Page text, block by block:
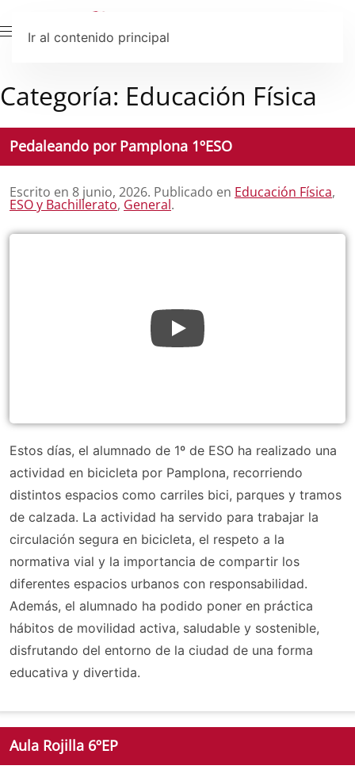
Ir al contenido principal
Categoría: Educación Física
Pedaleando por Pamplona 1ºESO
Escrito en 8 junio, 2026. Publicado en Educación Física,
ESO y Bachillerato, General.
Estos días, el alumnado de 1º de ESO ha realizado una
actividad en bicicleta por Pamplona, recorriendo
distintos espacios como carriles bici, parques y tramos
de calzada. La actividad ha servido para trabajar la
circulación segura en bicicleta, el respeto a la
normativa vial y la importancia de compartir los
diferentes espacios urbanos con responsabilidad.
Además, el alumnado ha podido poner en práctica
hábitos de movilidad activa, saludable y sostenible,
disfrutando del entorno de la ciudad de una forma
educativa y divertida.
Aula Rojilla 6ºEP